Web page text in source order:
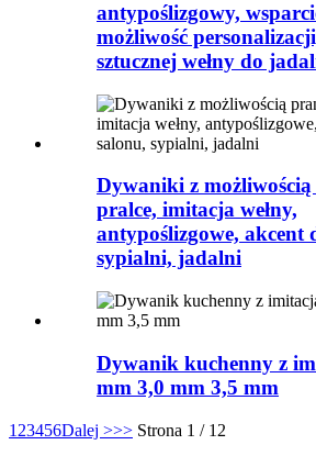
antypoślizgowy,
możliwość
sztucznej wełny do
Dywaniki z
pralce, imitacja wełny,
antypoślizgowe, akcent
sypialni, jadalni
Dywanik kuchenny z
mm 3,0 mm 3,5 mm
1 23456Dalej >>> Strona 1 / 12